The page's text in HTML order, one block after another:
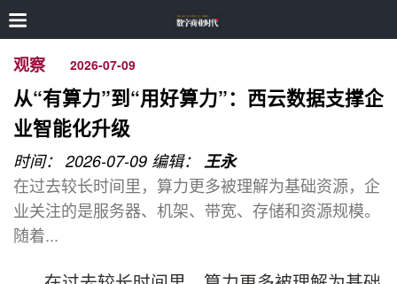
观察 2026-07-09
从“有算力”到“用好算力”：西云数据支撑企
业智能化升级
时间： 2026-07-09 编辑： 王永
在过去较长时间里，算力更多被理解为基础资源，企
业关注的是服务器、机架、带宽、存储和资源规模。
随着...